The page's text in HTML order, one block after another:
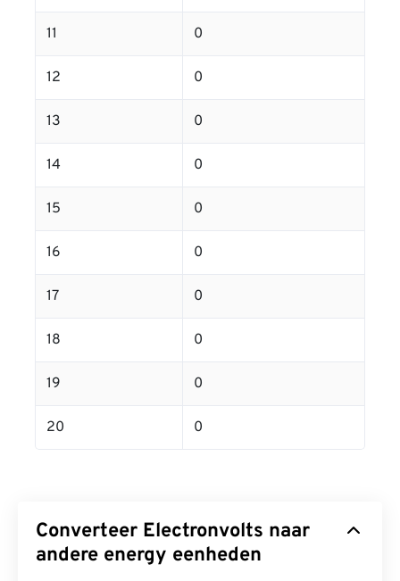
11 0
12 0
13 0
14 0
15 0
16 0
17 0
18 0
19 0
20 0
Converteer Electronvolts naar
andere energy eenheden